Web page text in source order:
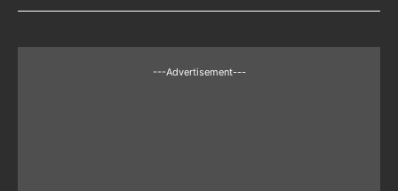
---Advertisement---